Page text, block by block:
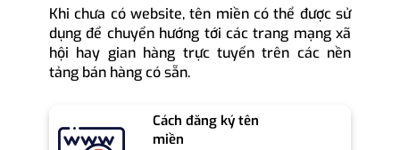
Khi chưa có website, tên miền có thể được sử
dụng để chuyển hướng tới các trang mạng xã
hội hay gian hàng trực tuyến trên các nền
tảng bán hàng có sẵn.
Cách đăng ký tên
miền